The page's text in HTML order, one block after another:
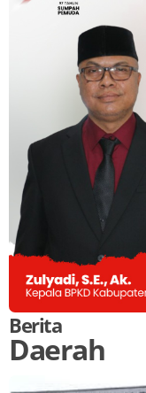
Berita
Daerah